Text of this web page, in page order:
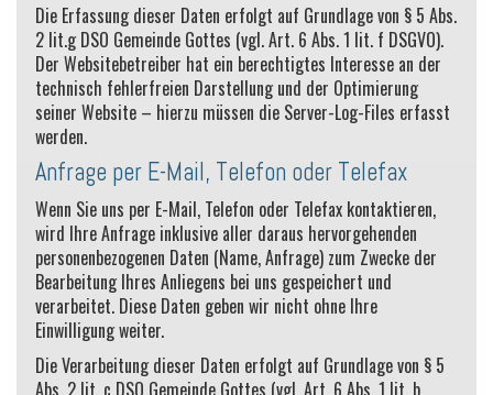
Die Erfassung dieser Daten erfolgt auf Grundlage von § 5 Abs.
2 lit.g DSO Gemeinde Gottes (vgl. Art. 6 Abs. 1 lit. f DSGVO).
Der Websitebetreiber hat ein berechtigtes Interesse an der
technisch fehlerfreien Darstellung und der Optimierung
seiner Website – hierzu müssen die Server-Log-Files erfasst
werden.
Anfrage per E-Mail, Telefon oder Telefax
Wenn Sie uns per E-Mail, Telefon oder Telefax kontaktieren,
wird Ihre Anfrage inklusive aller daraus hervorgehenden
personenbezogenen Daten (Name, Anfrage) zum Zwecke der
Bearbeitung Ihres Anliegens bei uns gespeichert und
verarbeitet. Diese Daten geben wir nicht ohne Ihre
Einwilligung weiter.
Die Verarbeitung dieser Daten erfolgt auf Grundlage von § 5
Abs. 2 lit. c DSO Gemeinde Gottes (vgl. Art. 6 Abs. 1 lit. b